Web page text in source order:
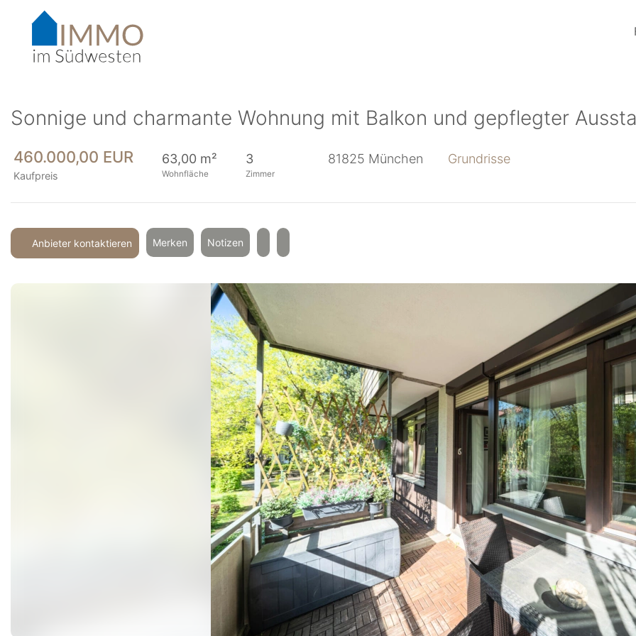
Accessibility-
Modus
Sonnige und charmante Wohnung mit Balkon und gepflegter
460.000,00 EUR
Kaufpreis
63,00 m²
Wohnfläche
3
Zimmer
81825 München Grundrisse
Anbieter kontaktieren Merken Notizen